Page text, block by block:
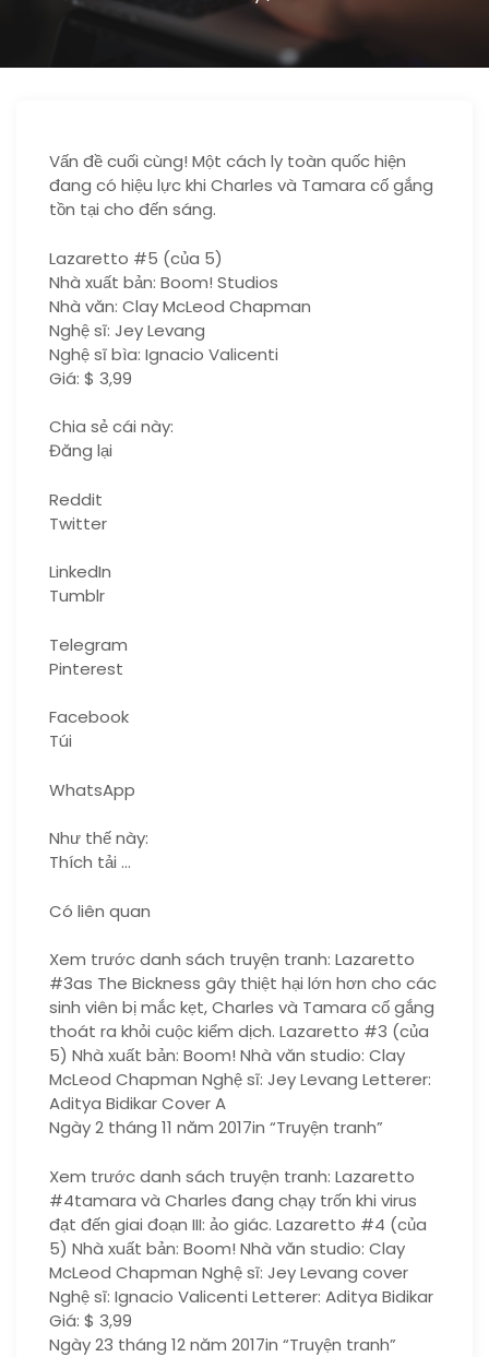
Vấn đề cuối cùng! Một cách ly toàn quốc hiện
đang có hiệu lực khi Charles và Tamara cố gắng
tồn tại cho đến sáng.
Lazaretto #5 (của 5)
Nhà xuất bản: Boom! Studios
Nhà văn: Clay McLeod Chapman
Nghệ sĩ: Jey Levang
Nghệ sĩ bìa: Ignacio Valicenti
Giá: $ 3,99
Chia sẻ cái này:
Đăng lại
Reddit
Twitter
LinkedIn
Tumblr
Telegram
Pinterest
Facebook
Túi
WhatsApp
Như thế này:
Thích tải …
Có liên quan
Xem trước danh sách truyện tranh: Lazaretto
#3as The Bickness gây thiệt hại lớn hơn cho các
sinh viên bị mắc kẹt, Charles và Tamara cố gắng
thoát ra khỏi cuộc kiểm dịch. Lazaretto #3 (của
5) Nhà xuất bản: Boom! Nhà văn studio: Clay
McLeod Chapman Nghệ sĩ: Jey Levang Letterer:
Aditya Bidikar Cover A
Ngày 2 tháng 11 năm 2017in “Truyện tranh”
Xem trước danh sách truyện tranh: Lazaretto
#4tamara và Charles đang chạy trốn khi virus
đạt đến giai đoạn III: ảo giác. Lazaretto #4 (của
5) Nhà xuất bản: Boom! Nhà văn studio: Clay
McLeod Chapman Nghệ sĩ: Jey Levang cover
Nghệ sĩ: Ignacio Valicenti Letterer: Aditya Bidikar
Giá: $ 3,99
Ngày 23 tháng 12 năm 2017in “Truyện tranh”